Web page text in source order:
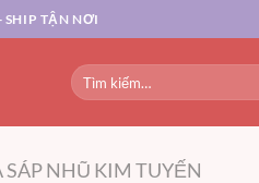
SHIP TẬN NƠI
Tìm
kiếm:
SÁP NHŨ KIM TUYẾN